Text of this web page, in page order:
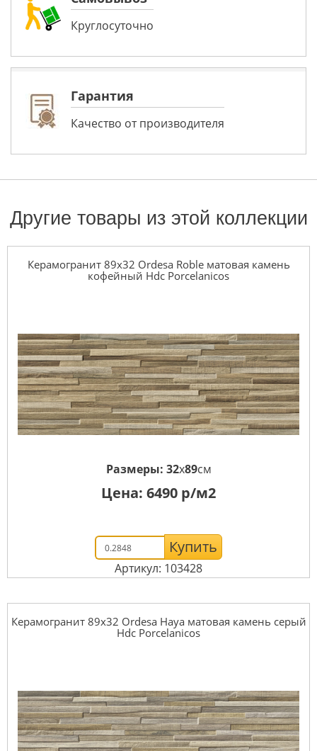
Круглосуточно
Гарантия
Качество от производителя
Другие товары из этой коллекции
Керамогранит 89x32 Ordesa Roble матовая камень
кофейный Hdc Porcelanicos
Размеры: 32x89см
Цена: 6490 р/м2
Купить
Артикул: 103428
Керамогранит 89x32 Ordesa Haya матовая камень серый
Hdc Porcelanicos